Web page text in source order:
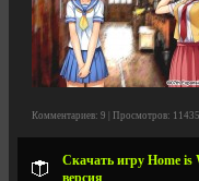
Комментариев: 9 | Просмотров: 11435
Скачать игру Home is
версия